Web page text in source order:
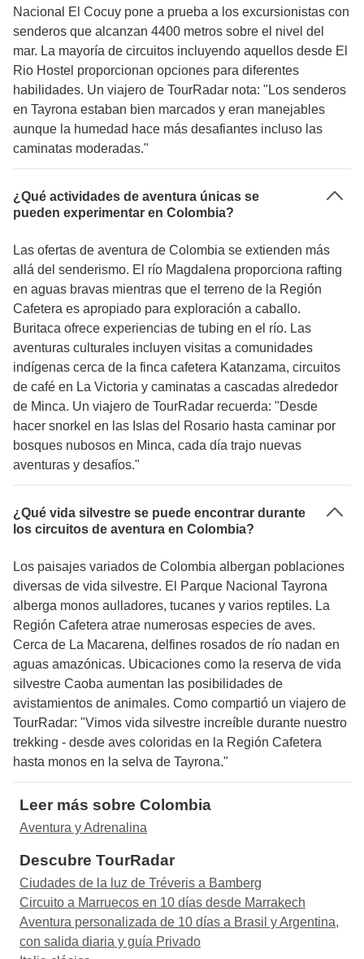
Nacional El Cocuy pone a prueba a los excursionistas con
senderos que alcanzan 4400 metros sobre el nivel del
mar. La mayoría de circuitos incluyendo aquellos desde El
Rio Hostel proporcionan opciones para diferentes
habilidades. Un viajero de TourRadar nota: "Los senderos
en Tayrona estaban bien marcados y eran manejables
aunque la humedad hace más desafiantes incluso las
caminatas moderadas."
¿Qué actividades de aventura únicas se
pueden experimentar en Colombia?
Las ofertas de aventura de Colombia se extienden más
allá del senderismo. El río Magdalena proporciona rafting
en aguas bravas mientras que el terreno de la Región
Cafetera es apropiado para exploración a caballo.
Buritaca ofrece experiencias de tubing en el río. Las
aventuras culturales incluyen visitas a comunidades
indígenas cerca de la finca cafetera Katanzama, circuitos
de café en La Victoria y caminatas a cascadas alrededor
de Minca. Un viajero de TourRadar recuerda: "Desde
hacer snorkel en las Islas del Rosario hasta caminar por
bosques nubosos en Minca, cada día trajo nuevas
aventuras y desafíos."
¿Qué vida silvestre se puede encontrar durante
los circuitos de aventura en Colombia?
Los paisajes variados de Colombia albergan poblaciones
diversas de vida silvestre. El Parque Nacional Tayrona
alberga monos aulladores, tucanes y varios reptiles. La
Región Cafetera atrae numerosas especies de aves.
Cerca de La Macarena, delfines rosados de río nadan en
aguas amazónicas. Ubicaciones como la reserva de vida
silvestre Caoba aumentan las posibilidades de
avistamientos de animales. Como compartió un viajero de
TourRadar: "Vimos vida silvestre increíble durante nuestro
trekking - desde aves coloridas en la Región Cafetera
hasta monos en la selva de Tayrona."
Leer más sobre Colombia
Aventura y Adrenalina
Descubre TourRadar
Ciudades de la luz de Tréveris a Bamberg
Circuito a Marruecos en 10 días desde Marrakech
Aventura personalizada de 10 días a Brasil y Argentina,
con salida diaria y guía Privado